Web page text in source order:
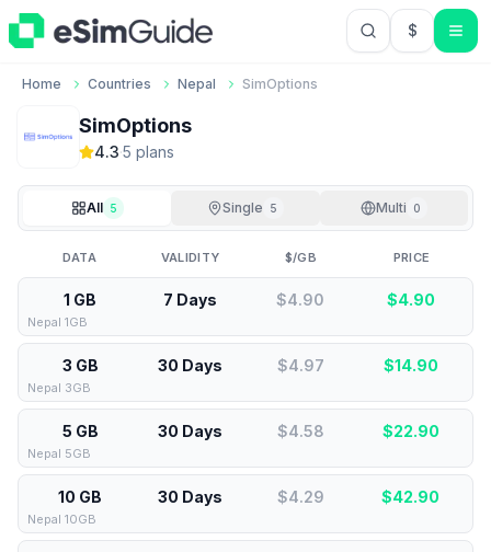
$USD US
Home Countries Nepal SimOptions
SimOptions
4.3·5 plans
All 5 Single 5 Multi 0
DATA VALIDITY $/GB PRICE
1 GB 7 Days $4.90 $4.90
Nepal 1GB
3 GB 30 Days $4.97 $14.90
Nepal 3GB
5 GB 30 Days $4.58 $22.90
Nepal 5GB
10 GB 30 Days $4.29 $42.90
Nepal 10GB